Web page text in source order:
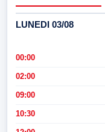
LUNEDI 03/08
00:00
02:00
09:00
10:30